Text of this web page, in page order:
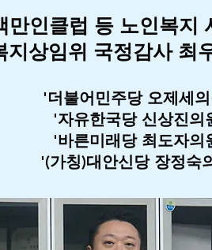
만인클럽 등 노인복지
상임위 국정감사 최
'더불어민주당 오제세
'자유한국당 신상진의
'바른미래당 최도자의
'(가칭)대안신당 장정숙